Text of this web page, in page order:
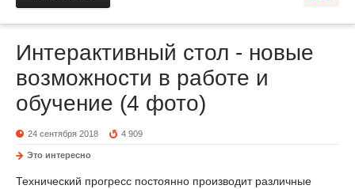
Интерактивный стол - новые
возможности в работе и
обучение (4 фото)
24 сентября 2018 4 909
Это интересно
Технический прогресс постоянно производит различные